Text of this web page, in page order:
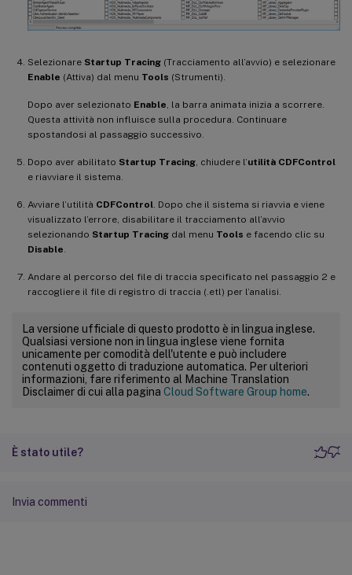
Selezionare Startup Tracing (Tracciamento all’avvio) e selezionare
Enable (Attiva) dal menu Tools (Strumenti).
Dopo aver selezionato Enable , la barra animata inizia a scorrere.
Questa attività non influisce sulla procedura. Continuare
spostandosi al passaggio successivo.
Dopo aver abilitato Startup Tracing , chiudere l’utilità CDFControl
e riavviare il sistema.
Avviare l’utilità CDFControl . Dopo che il sistema si riavvia e viene
visualizzato l’errore, disabilitare il tracciamento all’avvio
selezionando Startup Tracing dal menu Tools e facendo clic su
Disable
Andare al percorso del file di traccia specificato nel passaggio 2 e
raccogliere il file di registro di traccia (.etl) per l’analisi.
La versione ufficiale di questo prodotto è in lingua inglese.
Qualsiasi versione non in lingua inglese viene fornita
unicamente per comodità dell'utente e può includere
contenuti oggetto di traduzione automatica. Per ulteriori
informazioni, fare riferimento al Machine Translation
Disclaimer di cui alla pagina Cloud Software Group home.
È stato utile?
Invia commenti